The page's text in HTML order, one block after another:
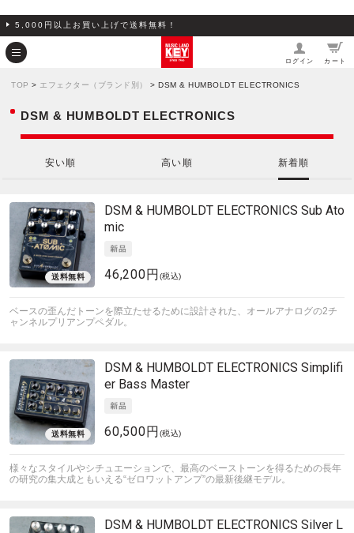
5,000円以上お買い上げで送料無料！
ログイン カート
TOP > エフェクター（ブランド別） > DSM & HUMBOLDT ELECTRONICS
DSM & HUMBOLDT ELECTRONICS
安い順 高い順 新着順
DSM & HUMBOLDT ELECTRONICS Sub Ato
mic
46,200円 (税込)
ベースの歪んだトーンを際立たせるために設計された、オールアナログの2チ
ャンネルプリアンプペダル。
DSM & HUMBOLDT ELECTRONICS Simplifi
er Bass Master
60,500円 (税込)
様々なスタイルやシチュエーションで、最高のベーストーンを得るための長年
の研究の集大成ともいえる“ゼロワットアンプ”の最新後継モデル。
DSM & HUMBOLDT ELECTRONICS Silver L